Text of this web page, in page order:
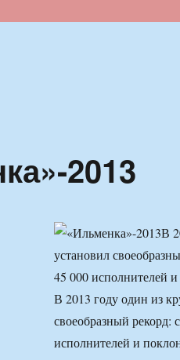
2013
В
установил
45 000 исполнителей
В 2013 году один из
своеобразный рекорд:
исполнителей и